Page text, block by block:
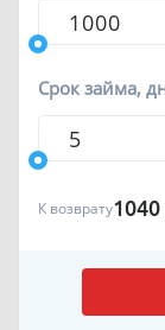
Срок займа,
К возврату1040